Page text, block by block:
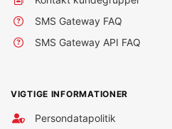
SMS Gateway FAQ
SMS Gateway API FAQ
VIGTIGE INFORMATIONER
Persondatapolitik